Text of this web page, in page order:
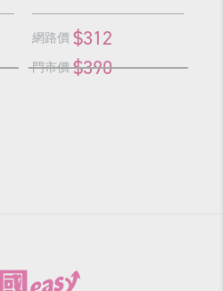
網路價 $312
門市價 $390